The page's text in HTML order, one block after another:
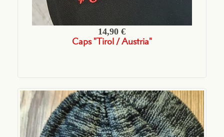
14,90 €
Caps "Tirol / Austria"